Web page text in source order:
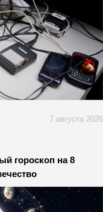
7 августа 2026
гороскоп на 8